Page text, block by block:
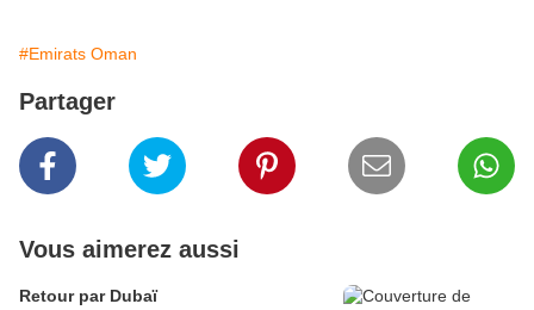
#Emirats Oman
Partager
Vous aimerez aussi
Retour par Dubaï